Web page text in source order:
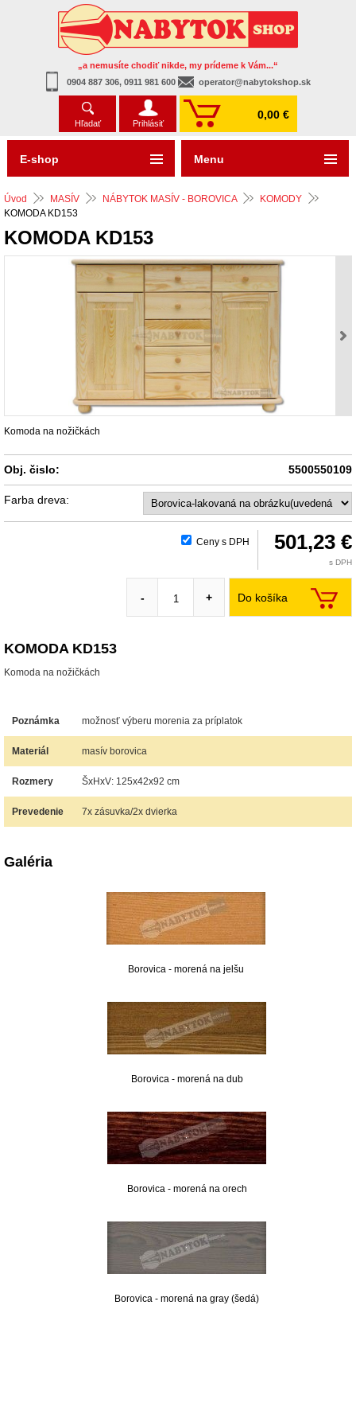
„a nemusíte chodiť nikde, my prídeme k Vám...“
0904 887 306, 0911 981 600
operator@nabytokshop.sk
Hľadať Prihlásiť
0,00 €
Úvod MASÍV NÁBYTOK MASÍV - BOROVICA
KOMODY
KOMODA KD153
KOMODA KD153
Komoda na nožičkách
Obj. čislo: 5500550109
Farba dreva:
Ceny s DPH 501,23 €
s DPH
Do košíka
- +
KOMODA KD153
Komoda na nožičkách
Poznámka možnosť výberu morenia za príplatok
Materiál masív borovica
Rozmery ŠxHxV: 125x42x92 cm
Prevedenie 7x zásuvka/2x dvierka
Galéria
Borovica - morená na jelšu
Borovica - morená na dub
Borovica - morená na orech
Borovica - morená na gray (šedá)
E-shop Menu